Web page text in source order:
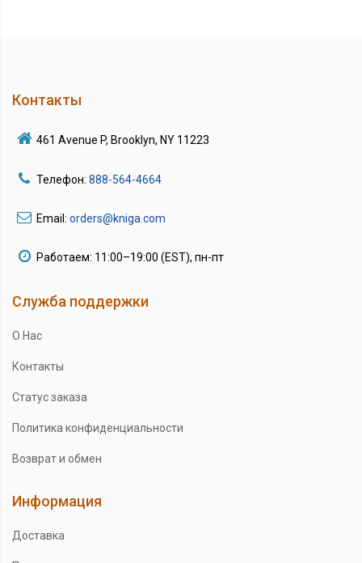
Контакты
461 Avenue P, Brooklyn, NY 11223
Телефон: 888-564-4664
Email: orders@kniga.com
Работаем: 11:00–19:00 (EST), пн-пт
Служба поддержки
О Нас
Контакты
Статус заказа
Политика конфиденциальности
Возврат и обмен
Информация
Доставка